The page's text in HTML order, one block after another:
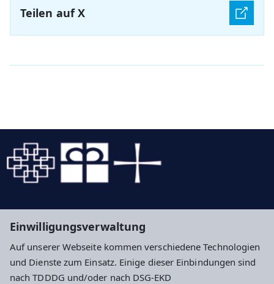
Einwilligungsverwaltung
Auf unserer Webseite kommen verschiedene Technologien
und Dienste zum Einsatz. Einige dieser Einbindungen sind
nach TDDDG und/oder nach DSG-EKD
Teilen auf X
Evangelische Kirche von Kurhessen-Waldeck
Diakonie Hessen - Diakonisches Werk in Hessen
und Nassau und Kurhessen-Waldeck e.V.